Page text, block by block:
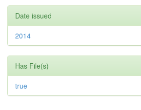
Date issued
2014
Has File(s)
true